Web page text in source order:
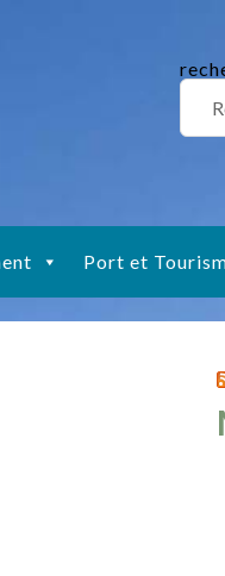
Port et